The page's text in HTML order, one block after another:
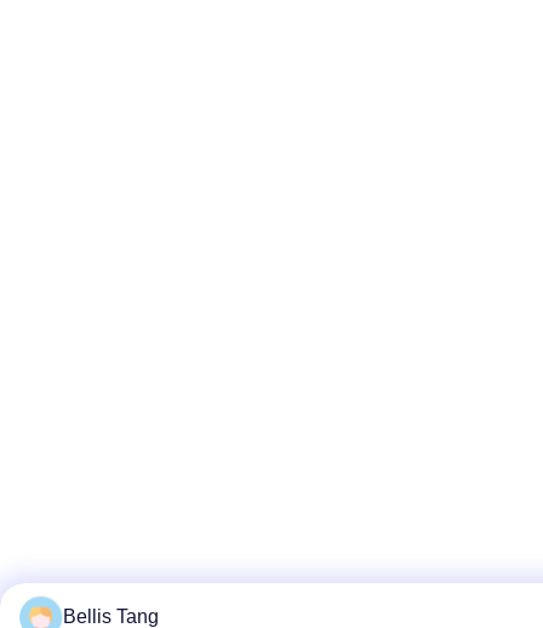
Bellis Tang